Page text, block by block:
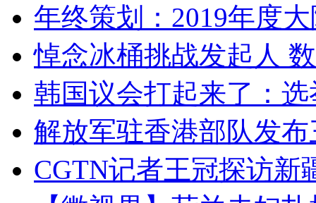
年终策划：2019年度
悼念冰桶挑战发起人
韩国议会打起来了：
解放军驻香港部队发
CGTN记者王冠探访新